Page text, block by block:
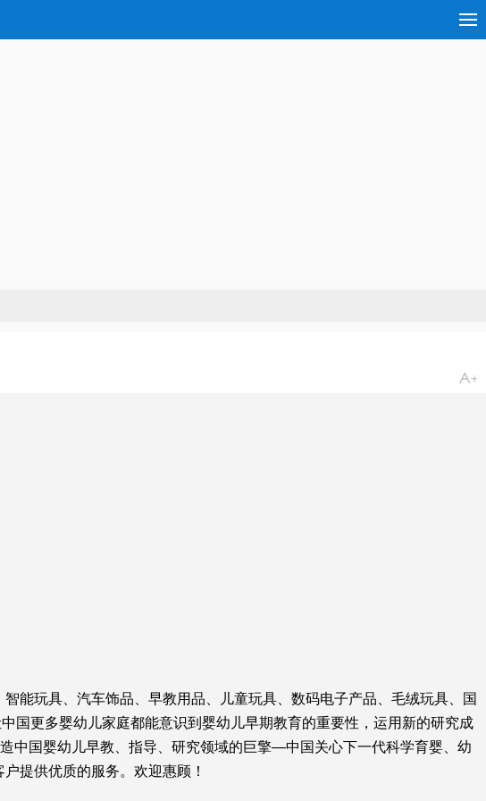
能玩具、汽车饰品、早教用品、儿童玩具、数码电子产品、毛绒玩具、国
国更多婴幼儿家庭都能意识到婴幼儿早期教育的重要性，运用新的研究成
中国婴幼儿早教、指导、研究领域的巨擎—中国关心下一代科学育婴、幼
户提供优质的服务。欢迎惠顾！